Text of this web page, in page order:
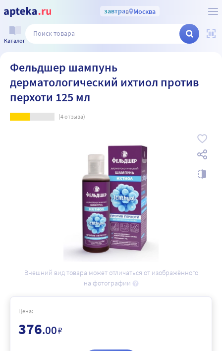
завтрав Москва
Каталог
Фельдшер шампунь
дерматологический ихтиол против
перхоти 125 мл
(4отзыва)
Внешний вид товара может отличаться от изображённого
на фотографии
Цена:
376.00₽